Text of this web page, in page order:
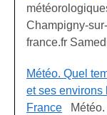
Champigny-
france.fr
Météo. Quel
et ses environs
France Météo.